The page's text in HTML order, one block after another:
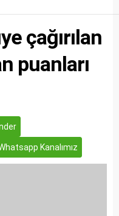
çağırılan
puanları
Kanalımız